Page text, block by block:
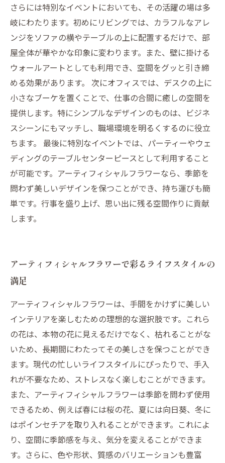
さらには特別なイベントにおいても、その活躍の場は多
岐にわたります。初めにリビングでは、カラフルなアレ
ンジをソファの横やテーブルの上に配置するだけで、部
屋全体が華やかな印象に変わります。また、壁に掛ける
ウォールアートとしても利用でき、空間をグッと引き締
める効果があります。 次にオフィスでは、デスクの上に
小さなブーケを置くことで、仕事の合間に癒しの空間を
提供します。特にシンプルなデザインのものは、ビジネ
スシーンにもマッチし、職場環境を明るくするのに役立
ちます。 最後に特別なイベントでは、パーティーやウェ
ディングのテーブルセンターピースとして利用すること
が可能です。アーティフィシャルフラワーなら、季節を
問わず美しいデザインを保つことができ、持ち運びも簡
単です。行事を盛り上げ、思い出に残る空間作りに貢献
します。
アーティフィシャルフラワーで彩るライフスタイルの
満足
アーティフィシャルフラワーは、手間をかけずに美しい
インテリアを楽しむための理想的な選択肢です。これら
の花は、本物の花に見えるだけでなく、枯れることがな
いため、長期間にわたってその美しさを保つことができ
ます。現代の忙しいライフスタイルにぴったりで、手入
れが不要なため、ストレスなく楽しむことができます。
また、アーティフィシャルフラワーは季節を問わず使用
できるため、例えば春には桜の花、夏には向日葵、冬に
はポインセチアを取り入れることができます。これによ
り、空間に季節感を与え、気分を変えることができま
す。さらに、色や形状、質感のバリエーションも豊富